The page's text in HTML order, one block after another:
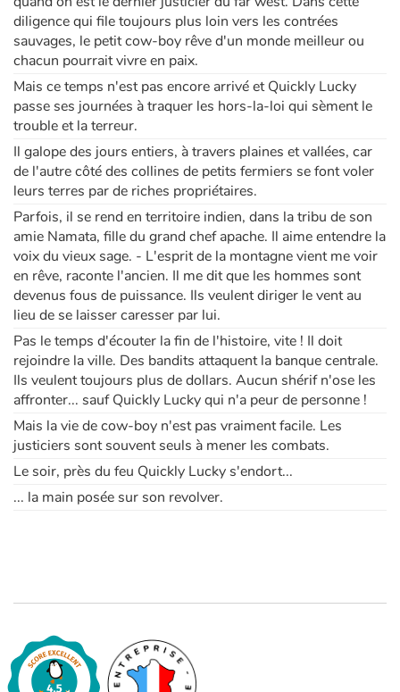
Apprendre les langues
Dyslexie, troubles de la lecture
Nos listes de lecture
Les plus lus
Coups de coeur
diligence qui file toujours plus loin vers les contrées
sauvages, le petit cow-boy rêve d'un monde meilleur ou
chacun pourrait vivre en paix.
Mais ce temps n'est pas encore arrivé et Quickly Lucky
passe ses journées à traquer les hors-la-loi qui sèment le
trouble et la terreur.
Il galope des jours entiers, à travers plaines et vallées, car
de l'autre côté des collines de petits fermiers se font voler
leurs terres par de riches propriétaires.
Parfois, il se rend en territoire indien, dans la tribu de son
amie Namata, fille du grand chef apache. Il aime entendre la
voix du vieux sage. - L'esprit de la montagne vient me voir
en rêve, raconte l'ancien. Il me dit que les hommes sont
devenus fous de puissance. Ils veulent diriger le vent au
lieu de se laisser caresser par lui.
Pas le temps d'écouter la fin de l'histoire, vite ! Il doit
rejoindre la ville. Des bandits attaquent la banque centrale.
Ils veulent toujours plus de dollars. Aucun shérif n'ose les
affronter... sauf Quickly Lucky qui n'a peur de personne !
Mais la vie de cow-boy n'est pas vraiment facile. Les
justiciers sont souvent seuls à mener les combats.
Le soir, près du feu Quickly Lucky s'endort...
... la main posée sur son revolver.